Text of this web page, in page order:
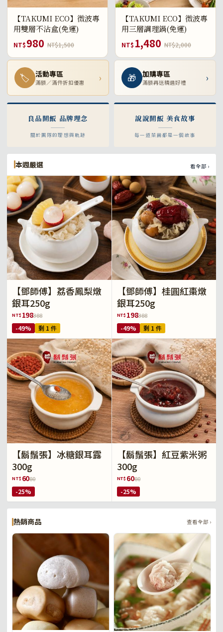
【TAKUMI ECO】微波專
用雙層不沾盒(免運)
NT$980 NT$1,500
【TAKUMI ECO】微波專
用三層調理鍋(免運)
NT$ 1,480 NT$2,000
🏷 活動專區
滿額／滿件折扣優惠 › 🎁 加購專區
滿額再送精選好禮 ›
良品開飯 品牌理念
關於團隊的理想與軌跡
說說開飯 美食故事
每一道菜餚都是一個故事
本週嚴選 看全部 ›
【鄧師傅】荔香鳳梨燉
銀耳250g
NT$ 198388
-49% 剩 1 件
【鄧師傅】桂圓紅棗燉
銀耳250g
NT$ 198388
-49% 剩 1 件
【鬍鬚張】冰糖銀耳露
300g
NT$ 6080
-25%
【鬍鬚張】紅豆紫米粥
300g
NT$ 6080
-25%
熱銷商品 查看全部 ›